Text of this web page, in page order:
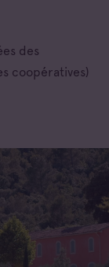
des
coopératives)